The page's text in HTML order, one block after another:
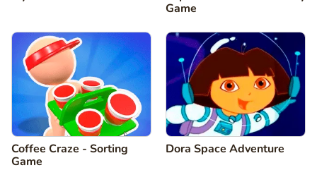
Game
Coffee Craze - Sorting
Game
Dora Space Adventure